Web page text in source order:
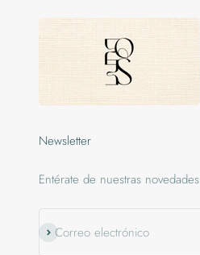
Newsletter
Entérate de nuestras novedades
Correo electrónico
Suscribirse